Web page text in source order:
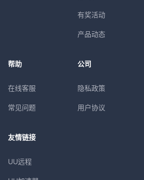
有奖活动
产品动态
帮助
在线客服
常见问题
公司
隐私政策
用户协议
友情链接
UU远程